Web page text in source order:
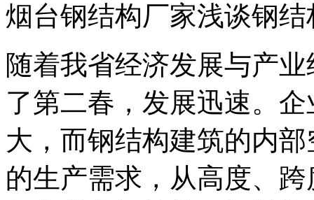
烟台钢结构厂家浅谈钢
随着我省经济发展与产
了第二春，发展迅速。
大，而钢结构建筑的内
的生产需求，从高度、